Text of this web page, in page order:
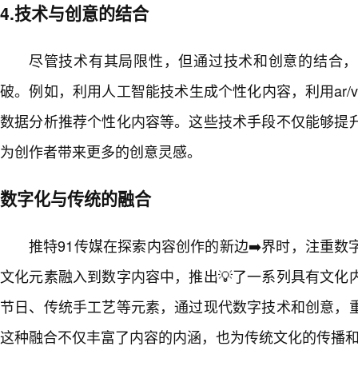
4.技术与创意的结合
尽管技术有其局限性，但通过技术和创意的结合
破。例如，利用人工智能技术生成个性化内容，利用
数据分析推荐个性化内容等。这些技术手段不仅能够提
为创作者带来更多的创意灵感。
数字化与传统的融合
推特91传媒在探索内容创作的新边➡️界时，注重数
文化元素融入到数字内容中，推出💡了一系列具有文化
节日、传统手工艺等元素，通过现代数字技术和创意，
这种融合不仅丰富了内容的内涵，也为传统文化的传播